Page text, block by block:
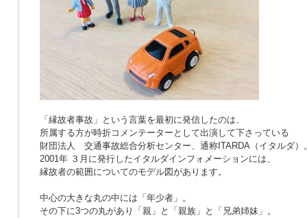
「縁故者事故」という言葉を最初に発信したのは、
所属する方が時折コメンテーターとして出演して下さっている
財団法人 交通事故総合分析センター、通称ITARDA（イタルダ）
2001年 ３月に発行したイタルダインフォメーションには、
縁故者の範囲についてのモデル図があります。
中心の大きな丸の中には「年少者」。
その下に3つの丸があり「親」と「親族」と「兄弟姉妹」。